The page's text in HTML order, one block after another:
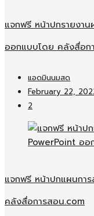
แจกฟรี หน้าปกรายงา
ออกแบบโดย คลังสื่อก
แอดมินนมสด
February 22,
2
แจกฟรี หน้าปกแผนกา
คลังสื่อการสอน.com